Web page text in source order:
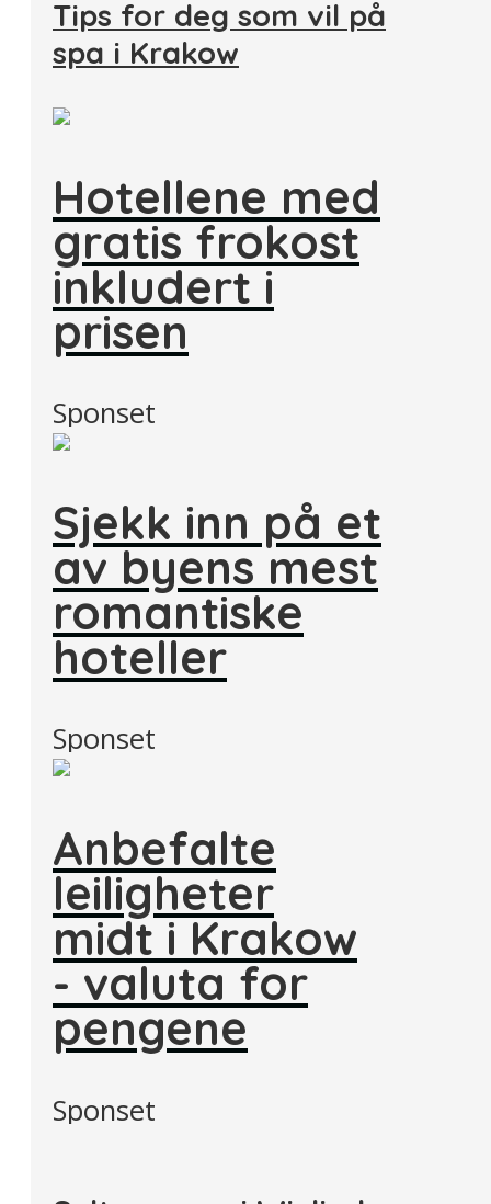
Tips for deg som vil på
spa i Krakow
Hotellene med
gratis frokost
inkludert i
prisen
Sponset
Sjekk inn på et
av byens mest
romantiske
hoteller
Sponset
Anbefalte
leiligheter
midt i Krakow
- valuta for
pengene
Sponset